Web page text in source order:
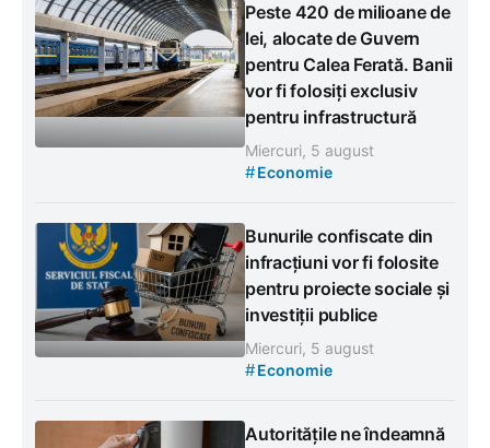
Peste 420 de milioane de
lei, alocate de Guvern
pentru Calea Ferată. Banii
vor fi folosiți exclusiv
pentru infrastructură
Miercuri, 5 august
#Economie
Bunurile confiscate din
infracțiuni vor fi folosite
pentru proiecte sociale și
investiții publice
Miercuri, 5 august
#Economie
Autoritățile ne îndeamnă